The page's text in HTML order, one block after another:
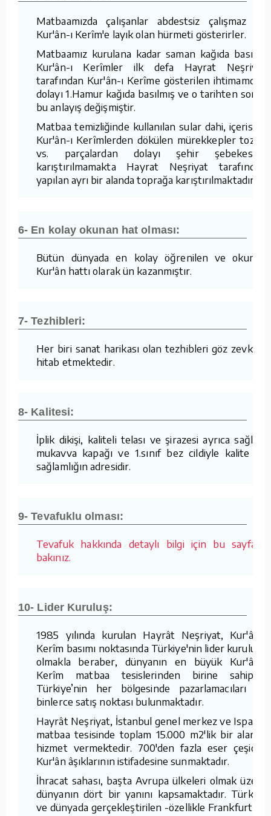
Matbaamızda çalışanlar abdestsiz çalışmaz ve
Kur'ân-ı Kerîm'e layık olan hürmeti gösterirler.
Matbaamız kurulana kadar saman kağıda basılan
Kur'ân-ı Kerîmler ilk defa Hayrat Neşriyat
tarafından Kur'ân-ı Kerîme gösterilen ihtimamdan
dolayı 1.Hamur kağıda basılmış ve o tarihten sonra
bu anlayış değişmiştir.
Matbaa temizliğinde kullanılan sular dahi, içerisine
Kur'ân-ı Kerîmlerden dökülen mürekkepler tozlar
vs. parçalardan dolayı şehir şebekesine
karıştırılmamakta Hayrat Neşriyat tarafından
yapılan ayrı bir alanda toprağa karıştırılmaktadır.
6- En kolay okunan hat olması:
Bütün dünyada en kolay öğrenilen ve okunan
Kur'ân hattı olarak ün kazanmıştır.
7- Tezhibleri:
Her biri sanat harikası olan tezhibleri göz zevkine
hitab etmektedir.
8- Kalitesi:
İplik dikişi, kaliteli telası ve şirazesi ayrıca sağlam
mukavva kapağı ve 1.sınıf bez cildiyle kalite ve
sağlamlığın adresidir.
9- Tevafuklu olması:
Tevafuk hakkında detaylı bilgi için bu sayfaya
bakınız.
10- Lider Kuruluş:
1985 yılında kurulan Hayrât Neşriyat, Kur'ân-ı
Kerîm basımı noktasında Türkiye'nin lider kuruluşu
olmakla beraber, dünyanın en büyük Kur'ân-ı
Kerîm matbaa tesislerinden birine sahiptir.
Türkiye’nin her bölgesinde pazarlamacıları ve
binlerce satış noktası bulunmaktadır.
Hayrât Neşriyat, İstanbul genel merkez ve Isparta
matbaa tesisinde toplam 15.000 m2'lik bir alanda
hizmet vermektedir. 700'den fazla eser çeşidini
Kur'ân âşıklarının istifadesine sunmaktadır.
İhracat sahası, başta Avrupa ülkeleri olmak üzere
dünyanın dört bir yanını kapsamaktadır. Türkiye
ve dünyada gerçekleştirilen -özellikle Frankfurt ve